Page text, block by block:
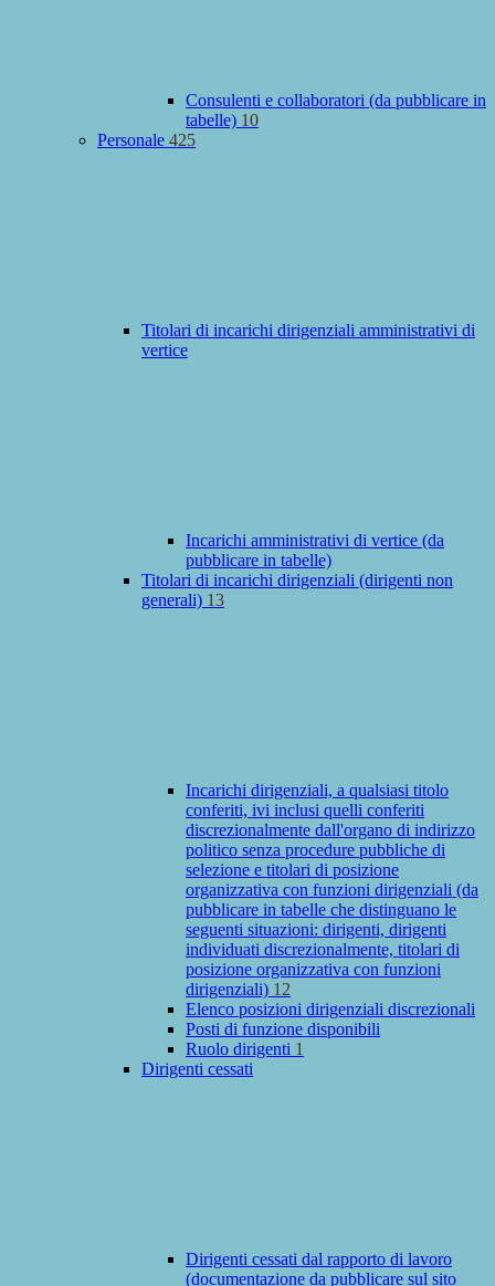
Consulenti e collaboratori (da pubblicare in
tabelle) 10
Personale 425
Titolari di incarichi dirigenziali amministrativi di
vertice
Incarichi amministrativi di vertice (da
pubblicare in tabelle)
Titolari di incarichi dirigenziali (dirigenti non
generali) 13
Incarichi dirigenziali, a qualsiasi titolo
conferiti, ivi inclusi quelli conferiti
discrezionalmente dall'organo di indirizzo
politico senza procedure pubbliche di
selezione e titolari di posizione
organizzativa con funzioni dirigenziali (da
pubblicare in tabelle che distinguano le
seguenti situazioni: dirigenti, dirigenti
individuati discrezionalmente, titolari di
posizione organizzativa con funzioni
dirigenziali) 12
Elenco posizioni dirigenziali discrezionali
Posti di funzione disponibili
Ruolo dirigenti 1
Dirigenti cessati
Dirigenti cessati dal rapporto di lavoro
(documentazione da pubblicare sul sito